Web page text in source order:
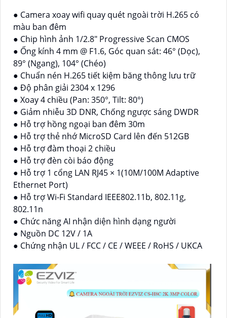
● Camera xoay wifi quay quét ngoài trời H.265 có
màu ban đêm
● Chip hình ảnh 1/2.8" Progressive Scan CMOS
● Ống kính 4 mm @ F1.6, Góc quan sát: 46° (Dọc),
89° (Ngang), 104° (Chéo)
● Chuẩn nén H.265 tiết kiệm băng thông lưu trữ
● Độ phân giải 2304 x 1296
● Xoay 4 chiều (Pan: 350°, Tilt: 80°)
● Giảm nhiễu 3D DNR, Chống ngược sáng DWDR
● Hỗ trợ hồng ngoại ban đêm 30m
● Hỗ trợ thẻ nhớ MicroSD Card lên đến 512GB
● Hỗ trợ đàm thoại 2 chiều
● Hỗ trợ đèn còi báo động
● Hỗ trợ 1 cổng LAN RJ45 × 1(10M/100M Adaptive
Ethernet Port)
● Hỗ trợ Wi-Fi Standard IEEE802.11b, 802.11g,
802.11n
● Chức năng AI nhận diện hình dạng người
● Nguồn DC 12V / 1A
● Chứng nhận UL / FCC / CE / WEEE / RoHS / UKCA